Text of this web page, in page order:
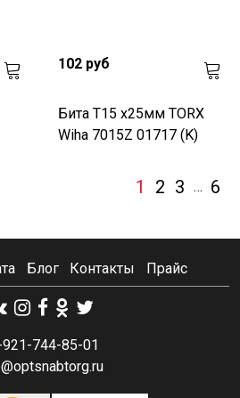
102 руб
Бита T15 х25мм TORX
Wiha 7015Z 01717 (K)
1 2 3 … 6
Блог Контакты Прайс
744-85-01